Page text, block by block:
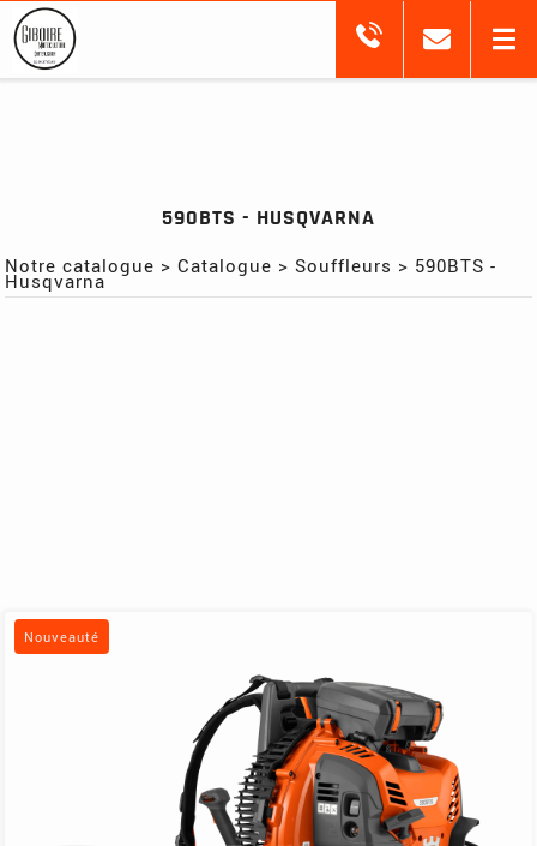
590BTS - HUSQVARNA
Notre catalogue >Catalogue >Souffleurs > 590BTS -
Husqvarna
Nouveauté